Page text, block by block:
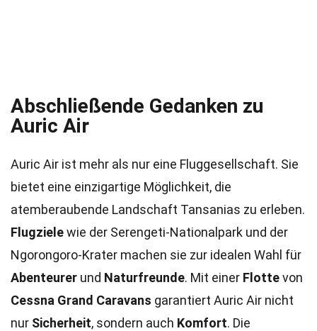
Abschließende Gedanken zu
Auric Air
Auric Air ist mehr als nur eine Fluggesellschaft. Sie
bietet eine einzigartige Möglichkeit, die
atemberaubende Landschaft Tansanias zu erleben.
Flugzielewie der Serengeti-Nationalpark und der
Ngorongoro-Krater machen sie zur idealen Wahl für
Abenteurer und Naturfreunde. Mit einer Flottevon
Cessna Grand Caravans garantiert Auric Air nicht
nur Sicherheit, sondern auch Komfort. Die